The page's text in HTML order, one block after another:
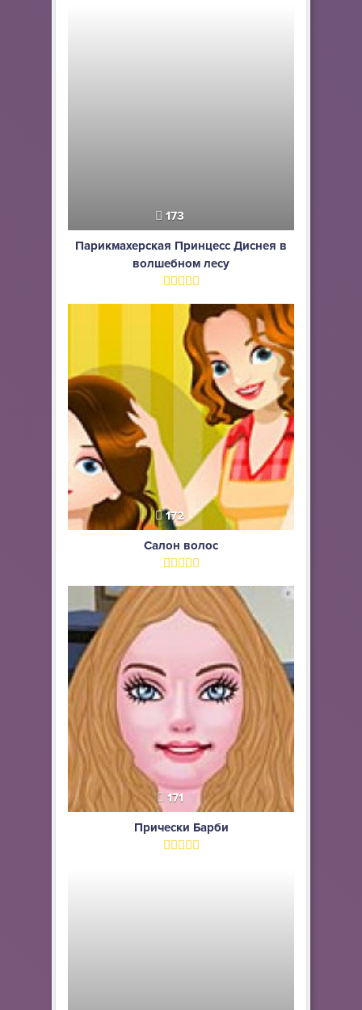
173
Парикмахерская Принцесс Диснея в
волшебном лесу
172
Салон волос
171
Прически Барби